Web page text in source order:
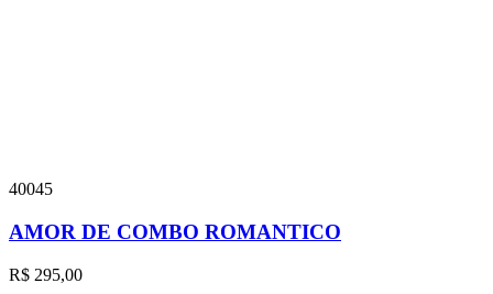
40045
AMOR DE COMBO ROMANTICO
R$ 295,00